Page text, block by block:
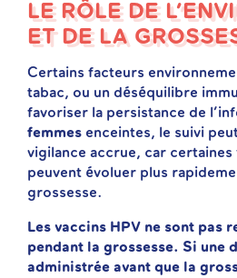
LE RÔLE DE
ET DE LA
Certains facteurs
tabac, ou un déséquilibre
favoriser la persistance de
femmes enceintes, le suivi
vigilance accrue, car
peuvent évoluer plus
grossesse.
Les vaccins HPV ne sont pas
pendant la grossesse. Si une
administrée avant que la